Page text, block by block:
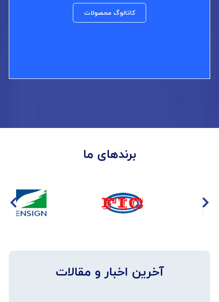
کاتالوگ محصولات
برندهای ما
آخرین اخبار و مقالات